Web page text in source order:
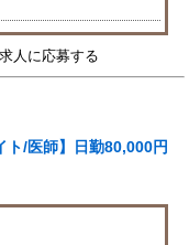
ト/医師】日勤80,000円